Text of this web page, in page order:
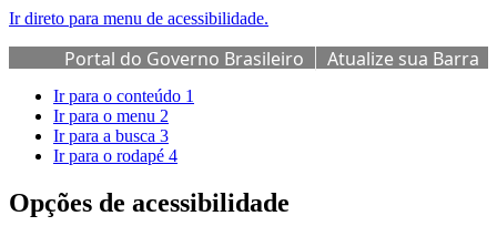
Ir direto para menu de acessibilidade.
Portal do Governo Brasileiro
Atualize sua Barra
de Governo
Ir para o conteúdo 1
Ir para o menu 2
Ir para a busca 3
Ir para o rodapé 4
Opções de acessibilidade